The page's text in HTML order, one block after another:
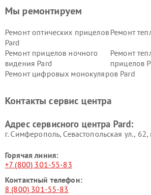
Мы ремонтируем
Ремонт оптических прицелов
Pard
Ремонт
Ремонт прицелов ночного
видения Pard
Ремонт
прицелов
Ремонт цифровых монокуляров Pard
Контакты сервис центра
Адрес сервисного центра Pard:
г. Симферополь, Севастопольская ул., 62,
Горячая линия:
+7 (800) 301-55-83
Контактный телефон:
8 (800) 301-55-83